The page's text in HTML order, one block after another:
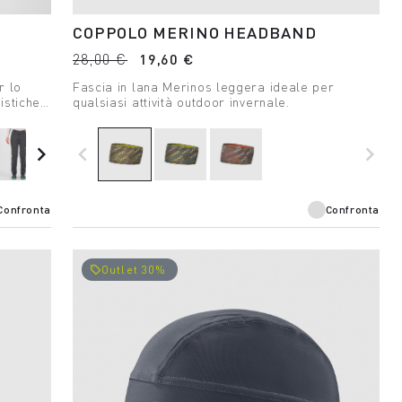
lo
navigate_next
COPPOLO MERINO HEADBAND
28,00 € 19,60 €
Fascia in lana Merinos leggera ideale per
qualsiasi attività outdoor invernale.
navigate_before navigate_next
Confronta
local_offerOutlet 30%